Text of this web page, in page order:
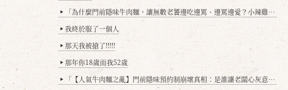
▶ 「為什麼門前隱味牛肉麵，讓無數老饕邊吃邊罵、邊罵邊愛？小辣雞揭密！」
▶ 我終於服了一個人
▶ 那天我被搶了!!!!!
▶ 那年你18歲而我52歲
▶ 「【人氣牛肉麵之亂】門前隱味預約制崩壞真相：是誰讓老闆心灰意冷？」